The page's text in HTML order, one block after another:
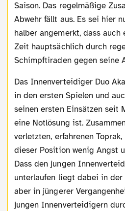
Saison. Das regelmäßige
Abwehr fällt aus. Es sei hier
halber angemerkt, dass auch
Zeit hauptsächlich durch
Schimpftiraden gegen seine
Das Innenverteidiger Duo Akanji/Diallo überzeugte
in den ersten Spielen und
seinen ersten Einsätzen seit
eine Notlösung ist.
verletzten, erfahrenen
dieser Position wenig Angst
Dass den jungen
unterlaufen liegt dabei in der
aber in jüngerer
jungen Innenverteidigern